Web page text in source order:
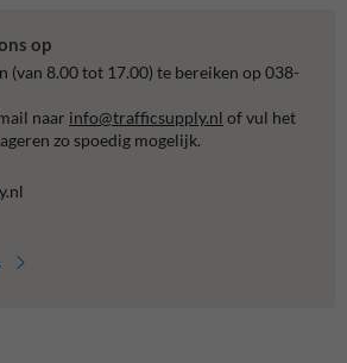
op
(van 8.00 tot 17.00) te bereiken op 038-
naar info@trafficsupply.nl of vul het
zo spoedig mogelijk.